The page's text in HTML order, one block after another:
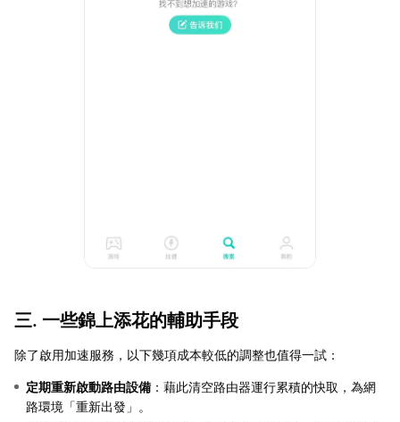
三. 一些錦上添花的輔助手段
除了啟用加速服務，以下幾項成本較低的調整也值得一試：
定期重新啟動路由設備 ：藉此清空路由器運行累積的快取，為網
路環境「重新出發」。